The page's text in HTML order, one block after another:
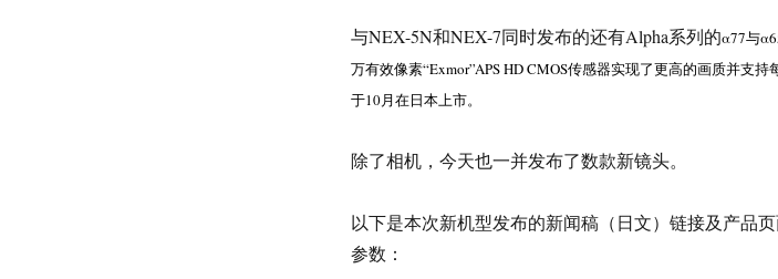
与NEX-5N和NEX-7同时发布的还有Alpha系列的α77与
万有效像素“Exmor”APS HD CMOS传感器实现了更高的画质并支
于10月在日本上市。
除了相机，今天也一并发布了数款新镜头。
以下是本次新机型发布的新闻稿（日文）链接及产品
参数：